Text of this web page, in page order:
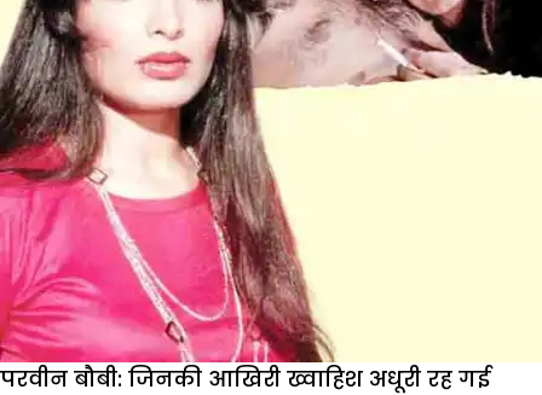
परवीन बौबी: जिनकी आखिरी ख्वाहिश अधूरी रह गई